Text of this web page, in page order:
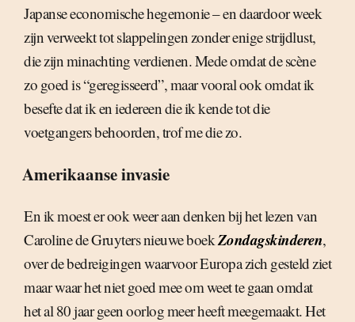
Japanse economische hegemonie – en daardoor week
zijn verweekt tot slappelingen zonder enige strijdlust,
die zijn minachting verdienen. Mede omdat de scène
zo goed is “geregisseerd”, maar vooral ook omdat ik
besefte dat ik en iedereen die ik kende tot die
voetgangers behoorden, trof me die zo.
Amerikaanse invasie
En ik moest er ook weer aan denken bij het lezen van
Caroline de Gruyters nieuwe boekZondagskinderen,
over de bedreigingen waarvoor Europa zich gesteld ziet
maar waar het niet goed mee om weet te gaan omdat
het al 80 jaar geen oorlog meer heeft meegemaakt. Het